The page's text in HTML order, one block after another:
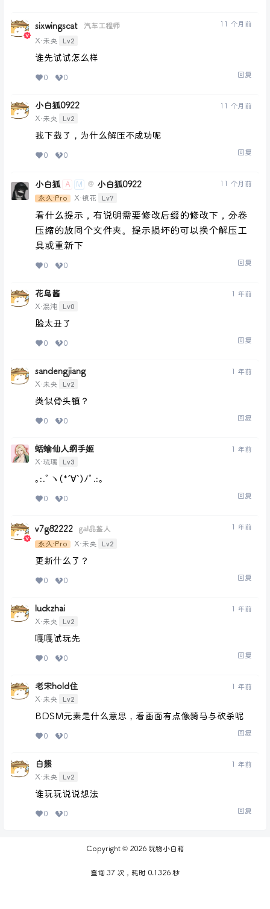
sixwingscat
汽车工程师
X·未央
Lv2
11 个月前
谁先试试怎么样
0 0 回复
小白狐0922
X·未央 Lv2
11 个月前
我下载了，为什么解压不成功呢
0 0 回复
小白狐 A M @ 小白狐0922
永久·Pro X·镜花 Lv7
11 个月前
看什么提示，有说明需要修改后缀的修改下，分卷
压缩的放同个文件夹。提示损坏的可以换个解压工
具或重新下
0 0 回复
花鸟酱
X·混沌 Lv0
1 年前
脸太丑了
0 0 回复
sandengjiang
X·未央 Lv2
1 年前
类似骨头镇？
0 0 回复
蛞蝓仙人纲手姬
X·琉璃 Lv3
1 年前
｡:.ﾟヽ(*´∀`)ﾉﾟ.:｡
0 0 回复
v7g82222
gal品鉴人
永久·Pro
X·未央 Lv2
1 年前
更新什么了？
0 0 回复
luckzhai
X·未央 Lv2
1 年前
嘎嘎试玩先
0 0 回复
老宋hold住
X·未央 Lv2
1 年前
BDSM元素是什么意思，看画面有点像骑马与砍杀呢
0 0 回复
白熊
X·未央 Lv2
1 年前
谁玩玩说说想法
0 0 回复
Copyright © 2026玩物小白箱
查询 37 次，耗时 0.1326 秒